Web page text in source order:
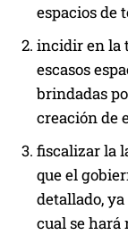
espacios de
incidir en la
escasos
brindadas
creación de
fiscalizar la
que el
detallado,
cual se